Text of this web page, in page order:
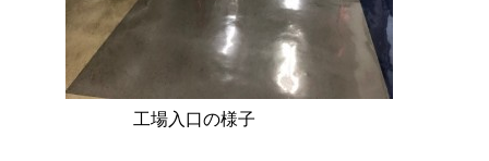
工場入口の様子